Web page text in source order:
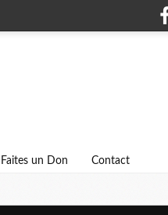
Faites un Don Contact